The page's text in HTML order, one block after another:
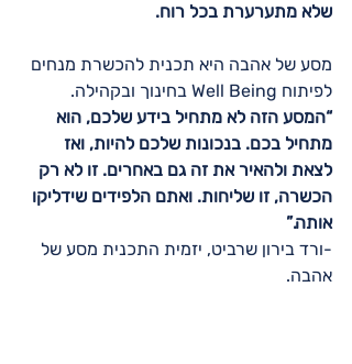
שלא מתערערת בכל רוח.
מסע של אהבה היא תכנית להכשרת מנחים
לפיתוח Well Being בחינוך ובקהילה.
“המסע הזה לא מתחיל בידע שלכם, הוא
מתחיל בכם. בנכונות שלכם להיות, ואז
לצאת ולהאיר את זה גם באחרים. זו לא רק
הכשרה, זו שליחות. ואתם הלפידים שידליקו
אותה.”
-ורד בירון שרביט, יזמית התכנית מסע של
אהבה.